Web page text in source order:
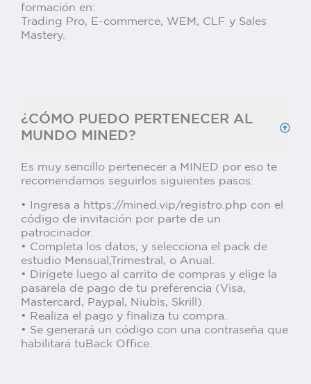
formación en:
Trading Pro, E-commerce, WEM, CLF y Sales
Mastery.
¿CÓMO PUEDO PERTENECER AL
MUNDO MINED?
Es muy sencillo pertenecer a MINED por eso te
recomendamos seguirlos siguientes pasos:
• Ingresa a https://mined.vip/registro.php con el
código de invitación por parte de un
patrocinador.
• Completa los datos, y selecciona el pack de
estudio Mensual,Trimestral, o Anual.
• Dirígete luego al carrito de compras y elige la
pasarela de pago de tu preferencia (Visa,
Mastercard, Paypal, Niubis, Skrill).
• Realiza el pago y finaliza tu compra.
• Se generará un código con una contraseña que
habilitará tuBack Office.